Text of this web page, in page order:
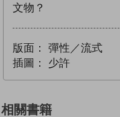
文物？
版面：
彈性／流式
插圖：
少許
相關書籍